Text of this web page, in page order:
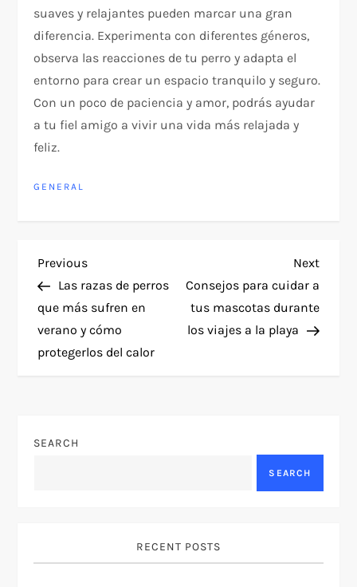
suaves y relajantes pueden marcar una gran
diferencia. Experimenta con diferentes géneros,
observa las reacciones de tu perro y adapta el
entorno para crear un espacio tranquilo y seguro.
Con un poco de paciencia y amor, podrás ayudar
a tu fiel amigo a vivir una vida más relajada y
feliz.
GENERAL
P
o
s
a
g
Previous
Post
Previous
Las razas de perros
que más sufren en
verano y cómo
protegerlos del calor
Next
Post
Next
Consejos para cuidar a
tus mascotas durante
los viajes a la playa
SEARCH
SEARCH
RECENT POSTS